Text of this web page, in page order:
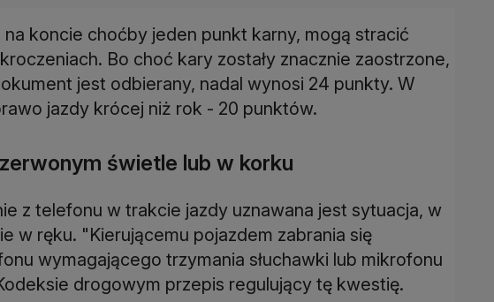
koncie choćby jeden punkt karny, mogą stracić
Bo choć kary zostały znacznie zaostrzone,
jest odbierany, nadal wynosi 24 punkty. W
jazdy krócej niż rok - 20 punktów.
świetle lub w korku
z telefonu w trakcie jazdy uznawana jest sytuacja, w
w ręku. "Kierującemu pojazdem zabrania się
wymagającego trzymania słuchawki lub mikrofonu
drogowym przepis regulujący tę kwestię.